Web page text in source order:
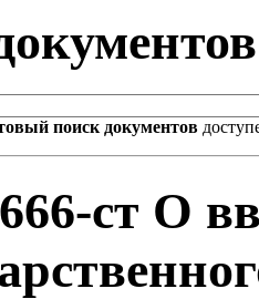
поиск документов
ст О